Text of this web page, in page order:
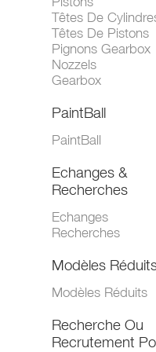
Têtes De
Têtes De Pistons
Pignons Gearbox
Nozzels
Gearbox
PaintBall
PaintBall
Echanges &
Recherches
Echanges
Recherches
Modèles
Modèles Réduits
Recherche Ou
Recrutement